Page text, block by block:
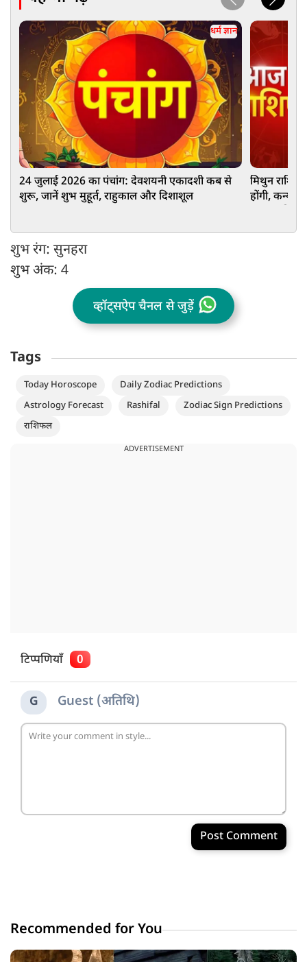
धर्म ज्ञान
24 जुलाई 2026 का पंचांग: देवशयनी एकादशी कब से
शुरू, जानें शुभ मुहूर्त, राहुकाल और दिशाशूल
मिथुन राशि
होंगी, कन्या
शुभ रंग: सुनहरा
शुभ अंक: 4
व्हॉट्सऐप चैनल से जुड़ें
Tags
Today Horoscope
Daily Zodiac Predictions
Astrology Forecast
Rashifal
Zodiac Sign Predictions
राशिफल
ADVERTISEMENT
टिप्पणियाँ 0
G Guest (अतिथि)
Post Comment
Recommended for You